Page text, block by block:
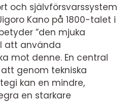
och självförsvarssystem
Kano på 1800-talet i
”den mjuka
att använda
mot denne. En central
genom tekniska
kan en mindre,
en starkare